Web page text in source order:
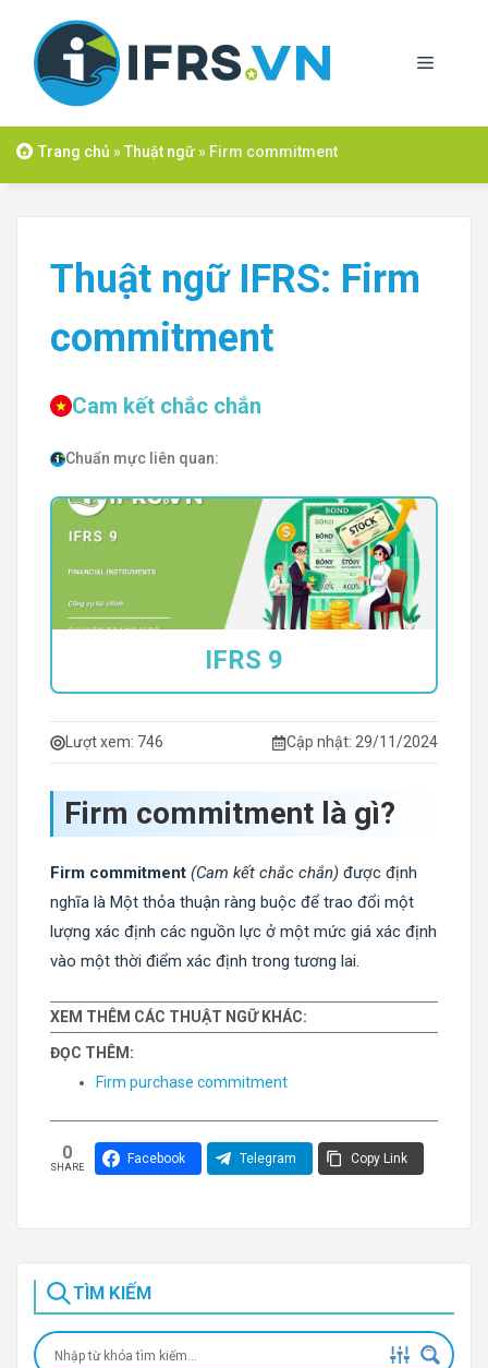
content
Menu
Trang chủ »Thuật ngữ» Firm commitment
Thuật ngữ IFRS: Firm
commitment
Cam kết chắc chắn
Chuẩn mực liên quan:
IFRS 9
Lượt xem: 746 Cập nhật: 29/11/2024
Firm commitment là gì?
Firm commitment (Cam kết chắc chắn) được định
nghĩa là Một thỏa thuận ràng buộc để trao đổi một
lượng xác định các nguồn lực ở một mức giá xác định
vào một thời điểm xác định trong tương lai.
XEM THÊM CÁC THUẬT NGỮ KHÁC:
ĐỌC THÊM:
Firm purchase commitment
0
SHARE
Facebook Telegram Copy Link
TÌM KIẾM